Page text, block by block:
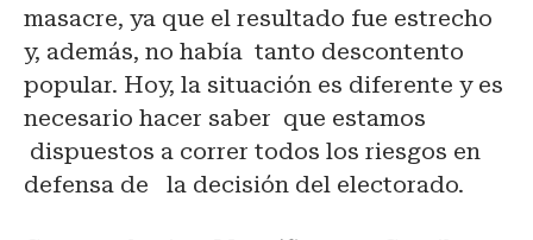
masacre, ya que el resultado fue estrecho
y, además, no había tanto descontento
popular. Hoy, la situación es diferente y es
necesario hacer saber que estamos
dispuestos a correr todos los riesgos en
defensa de la decisión del electorado.